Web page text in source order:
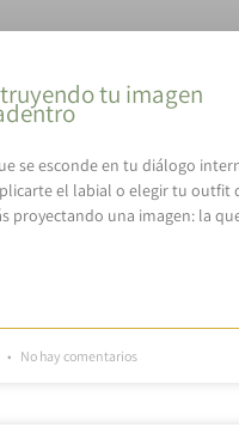
tu imagen
se esconde en tu diálogo
el labial o elegir tu outfit
proyectando una imagen: la
No hay comentarios